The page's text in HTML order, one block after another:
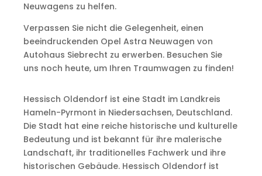
Neuwagens zu helfen.
Verpassen Sie nicht die Gelegenheit, einen
beeindruckenden Opel Astra Neuwagen von
Autohaus Siebrecht zu erwerben. Besuchen Sie
uns noch heute, um Ihren Traumwagen zu finden!
Hessisch Oldendorf ist eine Stadt im Landkreis
Hameln-Pyrmont in Niedersachsen, Deutschland.
Die Stadt hat eine reiche historische und kulturelle
Bedeutung und ist bekannt für ihre malerische
Landschaft, ihr traditionelles Fachwerk und ihre
historischen Gebäude. Hessisch Oldendorf ist